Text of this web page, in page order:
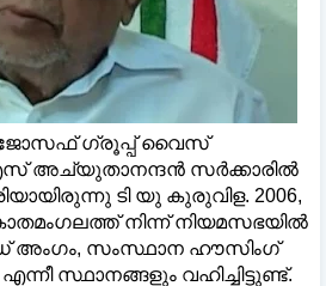
ഗ്രൂപ്പ് വൈസ്
അച്യുതാനന്ദൻ സർക്കാരില്‍
ടി യു കുരുവിള. 2006,
നിന്ന് നിയമസഭയില്‍
അംഗം, സംസ്ഥാന ഹൗസിംഗ്
സ്ഥാനങ്ങളും വഹിച്ചിട്ടുണ്ട്.